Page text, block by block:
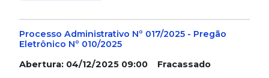
Processo Administrativo Nº 017/2025 - Pregão
Eletrônico Nº 010/2025
Abertura: 04/12/2025 09:00 Fracassado